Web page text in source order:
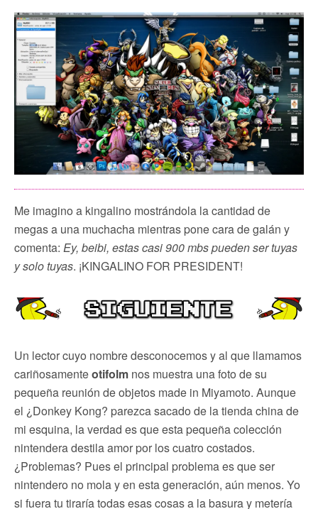
Me imagino a kingalino mostrándola la cantidad de
megas a una muchacha mientras pone cara de galán y
comenta: Ey, beibi, estas casi 900 mbs pueden ser tuyas
y solo tuyas. ¡KINGALINO FOR PRESIDENT!
Un lector cuyo nombre desconocemos y al que llamamos
cariñosamenteotifolm nos muestra una foto de su
pequeña reunión de objetos made in Miyamoto. Aunque
el ¿Donkey Kong? parezca sacado de la tienda china de
mi esquina, la verdad es que esta pequeña colección
nintendera destila amor por los cuatro costados.
¿Problemas? Pues el principal problema es que ser
nintendero no mola y en esta generación, aún menos. Yo
si fuera tu tiraría todas esas cosas a la basura y metería